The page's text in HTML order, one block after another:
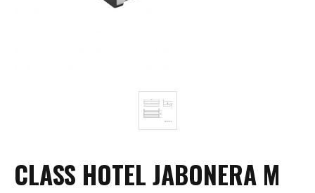
CLASS HOTEL JABONERA M